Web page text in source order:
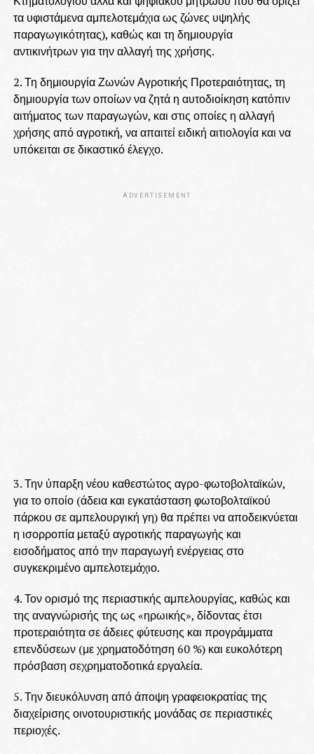
τα υφιστάμενα αμπελοτεμάχια ως ζώνες υψηλής
παραγωγικότητας), καθώς και τη δημιουργία
αντικινήτρων για την αλλαγή της χρήσης.
2. Τη δημιουργία Ζωνών Αγροτικής Προτεραιότητας, τη
δημιουργία των οποίων να ζητά η αυτοδιοίκηση κατόπιν
αιτήματος των παραγωγών, και στις οποίες η αλλαγή
χρήσης από αγροτική, να απαιτεί ειδική αιτιολογία και να
υπόκειται σε δικαστικό έλεγχο.
ADVERTISEMENT
3. Την ύπαρξη νέου καθεστώτος αγρο-φωτοβολταϊκών,
για το οποίο (άδεια και εγκατάσταση φωτοβολταϊκού
πάρκου σε αμπελουργική γη) θα πρέπει να αποδεικνύεται
η ισορροπία μεταξύ αγροτικής παραγωγής και
εισοδήματος από την παραγωγή ενέργειας στο
συγκεκριμένο αμπελοτεμάχιο.
4. Τον ορισμό της περιαστικής αμπελουργίας, καθώς και
της αναγνώρισής της ως «ηρωικής», δίδοντας έτσι
προτεραιότητα σε άδειες φύτευσης και προγράμματα
επενδύσεων (με χρηματοδότηση 60 %) και ευκολότερη
πρόσβαση σεχρηματοδοτικά εργαλεία.
5. Την διευκόλυνση από άποψη γραφειοκρατίας της
διαχείρισης οινοτουριστικής μονάδας σε περιαστικές
περιοχές.